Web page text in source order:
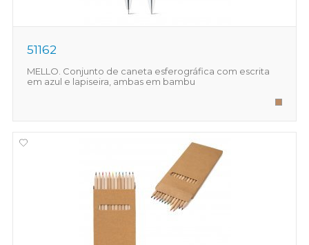
51162
MELLO. Conjunto de caneta esferográfica com escrita
em azul e lapiseira, ambas em bambu